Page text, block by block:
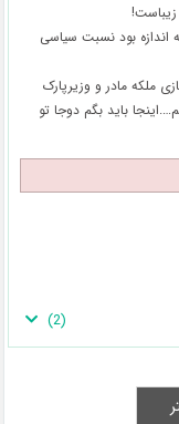
زیباست!
اندازه بود نسبت سیاسی
ملکه مادر و وزیرپارک
باید بگم دوجا تو
(
2
)